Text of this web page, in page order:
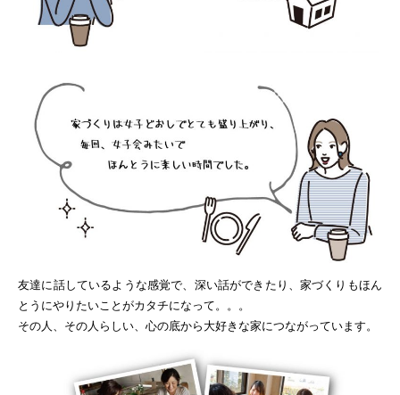
友達に話しているような感覚で、深い話ができたり、家づくりもほん
とうにやりたいことがカタチになって。。。
その人、その人らしい、心の底から大好きな家につながっています。